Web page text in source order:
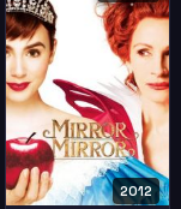
2012